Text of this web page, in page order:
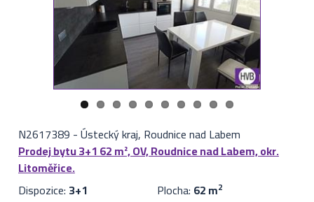
N2617389 -Ústecký kraj, Roudnice nad Labem
Prodej bytu 3+1 62 m², OV, Roudnice nad Labem, okr.
Litoměřice.
Dispozice: 3+1 Plocha: 62 m2